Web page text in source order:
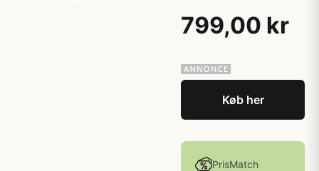
799,00 kr
Køb her
PrisMatch